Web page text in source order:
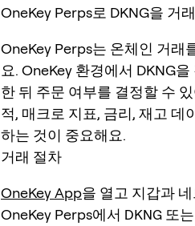
OneKey Perps로 DKNG을 거
OneKey Perps는 온체인 거래
요. OneKey 환경에서 DKNG
한 뒤 주문 여부를 결정할 수
적, 매크로 지표, 금리, 재고 데
하는 것이 중요해요.
거래 절차
OneKey App을 열고 지갑과
OneKey Perps에서 DKNG 또는